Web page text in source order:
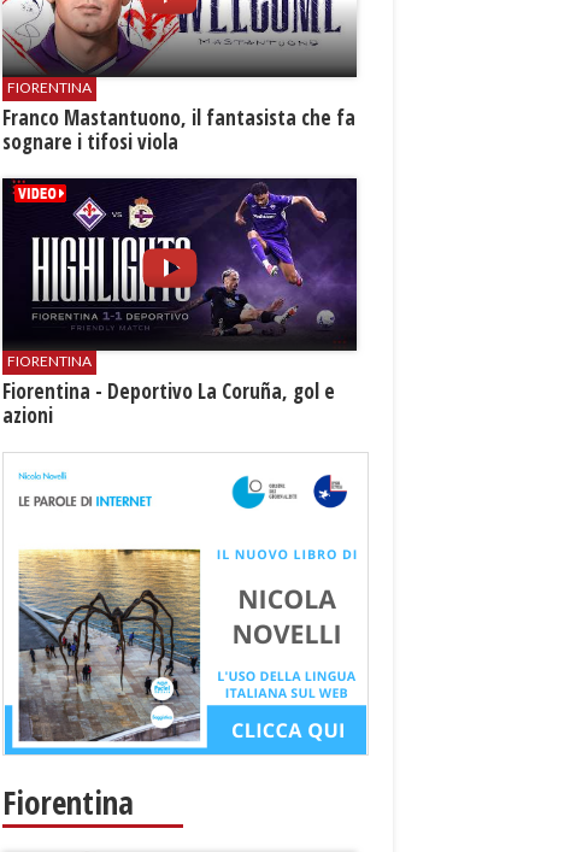
FIORENTINA
Franco Mastantuono, il fantasista che fa
sognare i tifosi viola
FIORENTINA
Fiorentina - Deportivo La Coruña, gol e
azioni
Fiorentina